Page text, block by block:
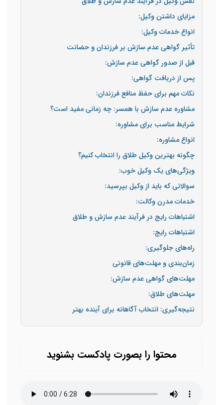
مزایای داشتن وکیل:
انواع خدمات وکیل:
تأثیر گواهی عدم سازش بر فرزندان و حضانت
قبل از صدور گواهی عدم سازش:
پس از دریافت گواهی:
نکات مهم برای حفظ منافع فرزندان:
مشاوره عدم سازش با همسر: چه زمانی مفید است؟
شرایط مناسب برای مشاوره:
انواع مشاوره:
چگونه بهترین وکیل طلاق را انتخاب کنیم؟
ویژگی‌های یک وکیل خوب:
سوالاتی که باید از وکیل بپرسید:
خدمات مدرن وکالت:
اشتباهات رایج در فرآیند عدم سازش و طلاق
اشتباهات رایج:
راه‌های جلوگیری:
زمان‌بندی و مهلت‌های قانونی
مهلت‌های گواهی عدم سازش:
مهلت‌های طلاق:
نتیجه‌گیری: انتخاب آگاهانه برای آینده بهتر
محتوا را بصورت پادکست بشنوید